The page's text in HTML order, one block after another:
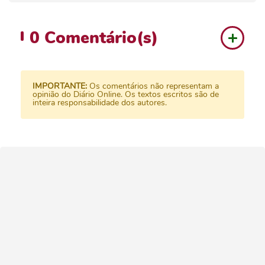
0 Comentário(s)
IMPORTANTE: Os comentários não representam a
opinião do Diário Online. Os textos escritos são de
inteira responsabilidade dos autores.